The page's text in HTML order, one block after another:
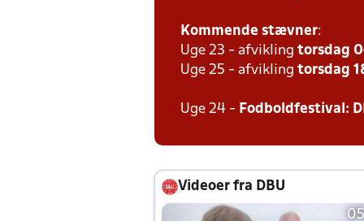
Kommende stævner:
Uge 23 - afvikling torsdag
Uge 25 - afvikling torsdag
Uge 24 - Fodboldfestival:
Videoer fra DBU